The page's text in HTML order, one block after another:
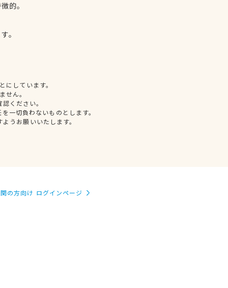
的。
。
しています。
せん。
ください。
一切負わないものとします。
うお願いいたします。
の方向け ログインページ